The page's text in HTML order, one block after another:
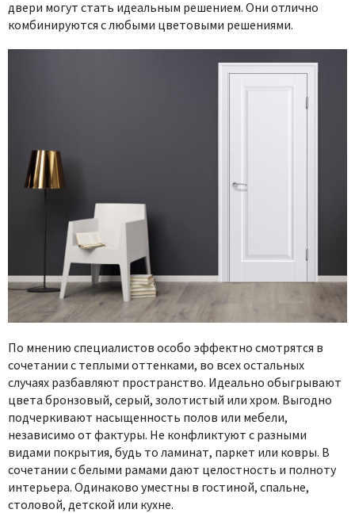
двери могут стать идеальным решением. Они отлично
комбинируются с любыми цветовыми решениями.
По мнению специалистов особо эффектно смотрятся в
сочетании с теплыми оттенками, во всех остальных
случаях разбавляют пространство. Идеально обыгрывают
цвета бронзовый, серый, золотистый или хром. Выгодно
подчеркивают насыщенность полов или мебели,
независимо от фактуры. Не конфликтуют с разными
видами покрытия, будь то ламинат, паркет или ковры. В
сочетании с белыми рамами дают целостность и полноту
интерьера. Одинаково уместны в гостиной, спальне,
столовой, детской или кухне.